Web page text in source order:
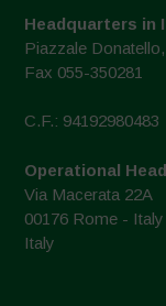
Headquarters in
Piazzale
Fax 055-350281
C.F.: 94192980483
Operational
Via Macerata 22A
00176 Rome - Italy
Italy